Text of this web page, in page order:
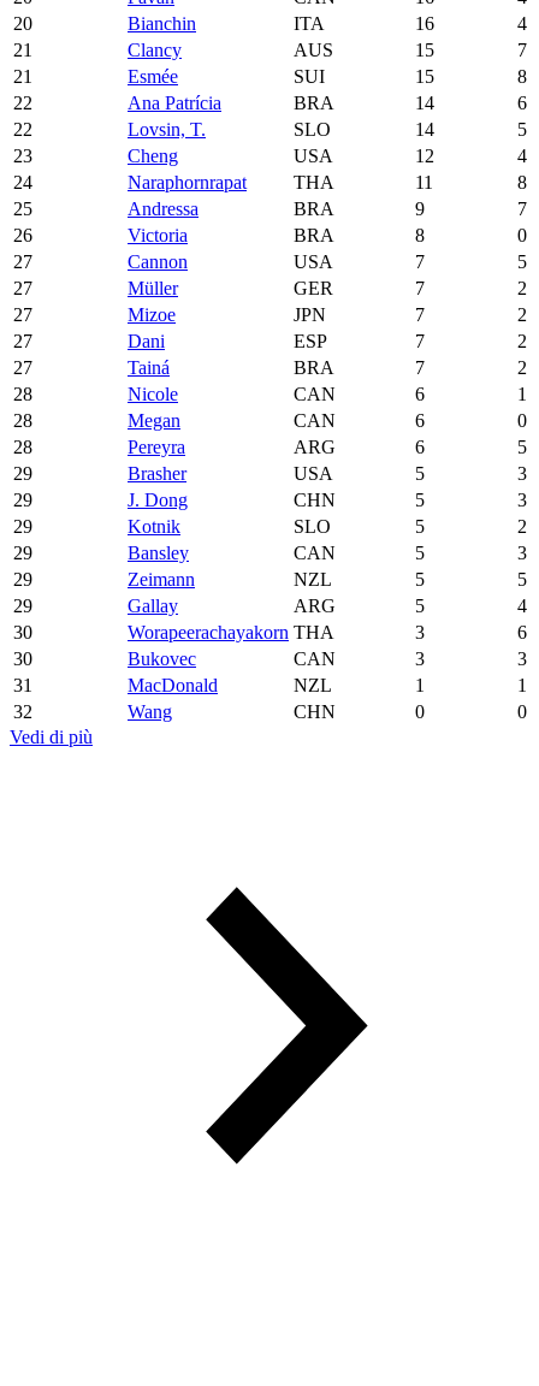
20
Bianchin ITA 16
4
21
Clancy AUS 15
7
21
Esmée SUI 15
8
22
Ana Patrícia BRA 14
6
22
Lovsin, T. SLO 14
5
23
Cheng USA 12
4
24
Naraphornrapat THA 11
8
25
Andressa BRA 9
7
26
Victoria BRA 8
0
27
Cannon USA 7
5
27
Müller GER 7
2
27
Mizoe JPN 7
2
27
Dani ESP 7
2
27
Tainá BRA 7
2
28
Nicole CAN 6
1
28
Megan CAN 6
0
28
Pereyra ARG 6
5
29
Brasher USA 5
3
29
J. Dong CHN 5
3
29
Kotnik SLO 5
2
29
Bansley CAN 5
3
29
Zeimann NZL 5
5
29
Gallay ARG 5
4
30
Worapeerachayakorn THA 3
6
30
Bukovec CAN 3
3
31
MacDonald NZL 1
1
32
Wang CHN 0
0
Vedi di più